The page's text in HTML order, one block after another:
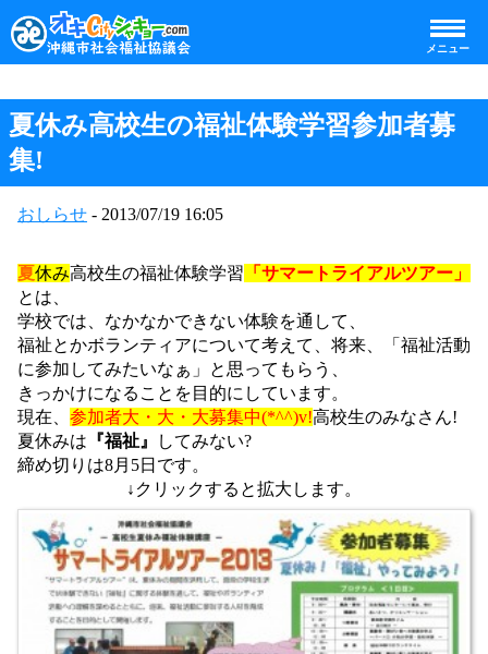
メニュー
夏休み高校生の福祉体験学習参加者募
集!
おしらせ - 2013/07/19 16:05
夏休み高校生の福祉体験学習 「 サマートライアルツアー」
とは、
学校では、なかなかできない体験を通して、
福祉とかボランティアについて考えて、将来、「福祉活動
に参加してみたいなぁ」と思ってもらう、
きっかけになることを目的にしています。
現在、 参加者大・大・大募集中(*^^)v!高校生のみなさん!
夏休みは 『福祉』
してみない?
締め切りは8月5日です。
↓クリックすると拡大します。